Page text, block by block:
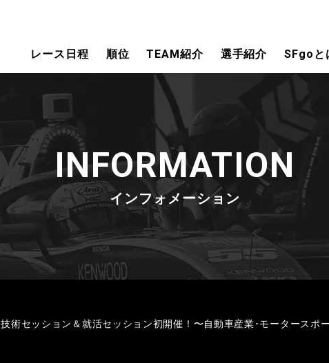
レース日程 順位 TEAM紹介 選手紹介 SFgoと
INFORMATION
インフォメーション
術セッション＆就活セッション初開催！〜⾃動⾞産業･モータース